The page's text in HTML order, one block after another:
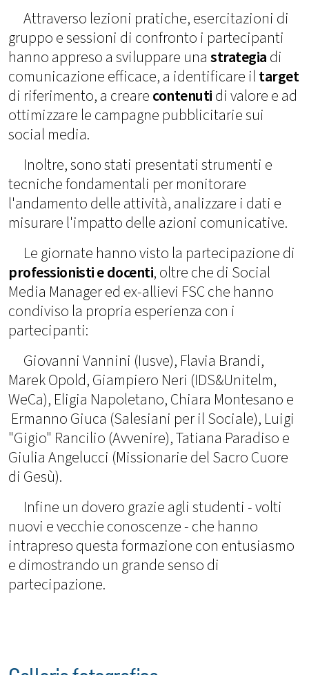
Attraverso lezioni pratiche, esercitazioni di
gruppo e sessioni di confronto i partecipanti
hanno appreso a sviluppare unastrategiadi
comunicazione efficace, a identificare iltarget
di riferimento, a crearecontenutidi valore e ad
ottimizzare le campagne pubblicitarie sui
social media.
Inoltre, sono stati presentati strumenti e
tecniche fondamentali per monitorare
l'andamento delle attività, analizzare i dati e
misurare l'impatto delle azioni comunicative.
Le giornate hanno visto la partecipazione di
professionisti e docenti, oltre che di Social
Media Manager ed ex-allievi FSC che hanno
condiviso la propria esperienza con i
partecipanti:
Giovanni Vannini (Iusve), Flavia Brandi,
Marek Opold, Giampiero Neri (IDS&Unitelm,
WeCa), Eligia Napoletano, Chiara Montesano e
Ermanno Giuca (Salesiani per il Sociale), Luigi
"Gigio" Rancilio (Avvenire), Tatiana Paradiso e
Giulia Angelucci (Missionarie del Sacro Cuore
di Gesù).
Infine un dovero grazie agli studenti - volti
nuovi e vecchie conoscenze - che hanno
intrapreso questa formazione con entusiasmo
e dimostrando un grande senso di
partecipazione.